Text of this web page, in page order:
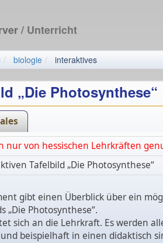
/ Unterricht
biologie interaktives
„Die Photosynthese“
nur von hessischen Lehrkräften
Tafelbild „Die Photosynthese“
gibt einen Überblick über ein
„Die Photosynthese“.
sich an die Lehrkraft. Es werden
beispielhaft in einen didaktisch